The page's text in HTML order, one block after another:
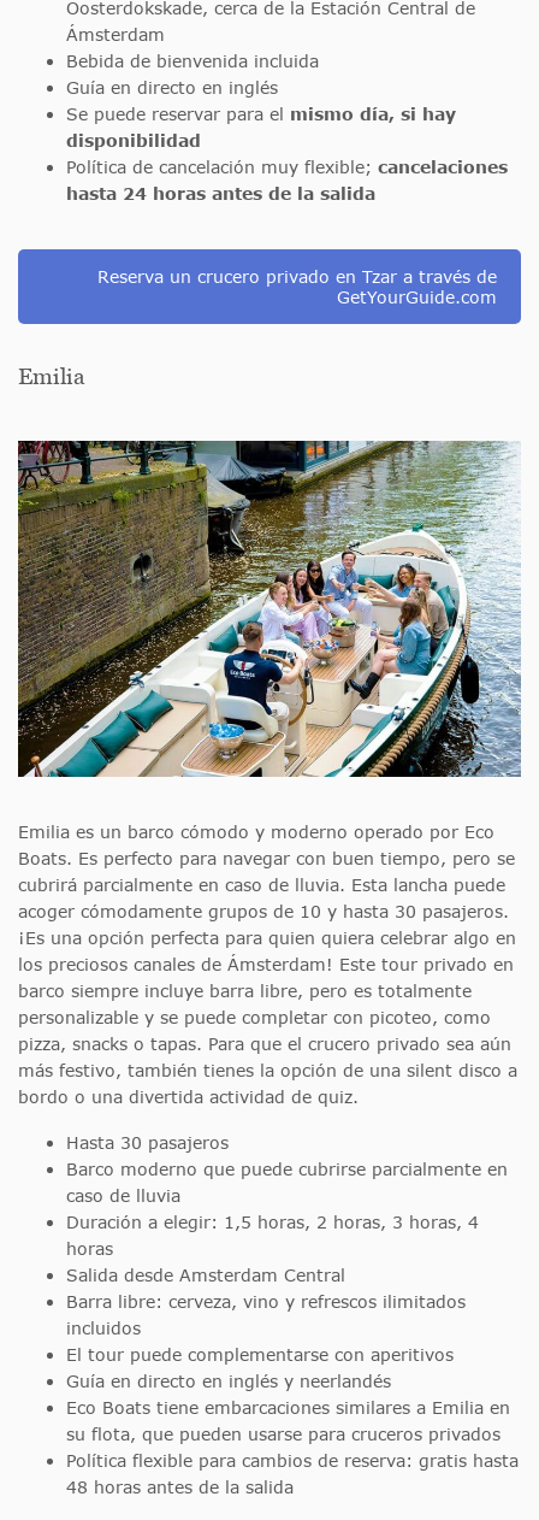
Oosterdokskade, cerca de la Estación Central de
Ámsterdam
Bebida de bienvenida incluida
Guía en directo en inglés
Se puede reservar para el mismo día, si hay
disponibilidad
Política de cancelación muy flexible; cancelaciones
hasta 24 horas antes de la salida
Reserva un crucero privado en Tzar a través de
GetYourGuide.com
Emilia
Emilia es un barco cómodo y moderno operado por Eco
Boats. Es perfecto para navegar con buen tiempo, pero se
cubrirá parcialmente en caso de lluvia. Esta lancha puede
acoger cómodamente grupos de 10 y hasta 30 pasajeros.
¡Es una opción perfecta para quien quiera celebrar algo en
los preciosos canales de Ámsterdam! Este tour privado en
barco siempre incluye barra libre, pero es totalmente
personalizable y se puede completar con picoteo, como
pizza, snacks o tapas. Para que el crucero privado sea aún
más festivo, también tienes la opción de una silent disco a
bordo o una divertida actividad de quiz.
Hasta 30 pasajeros
Barco moderno que puede cubrirse parcialmente en
caso de lluvia
Duración a elegir: 1,5 horas, 2 horas, 3 horas, 4
horas
Salida desde Amsterdam Central
Barra libre: cerveza, vino y refrescos ilimitados
incluidos
El tour puede complementarse con aperitivos
Guía en directo en inglés y neerlandés
Eco Boats tiene embarcaciones similares a Emilia en
su flota, que pueden usarse para cruceros privados
Política flexible para cambios de reserva: gratis hasta
48 horas antes de la salida